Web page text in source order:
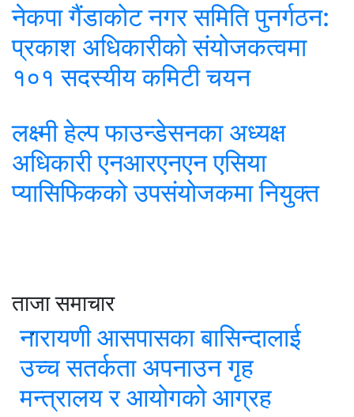
नेकपा गैंडाकोट नगर समिति पुनर्गठन:
प्रकाश अधिकारीको संयोजकत्वमा
१०१ सदस्यीय कमिटी चयन
लक्ष्मी हेल्प फाउन्डेसनका अध्यक्ष
अधिकारी एनआरएनएन एसिया
प्यासिफिकको उपसंयोजकमा नियुक्त
ताजा समाचार
नारायणी आसपासका बासिन्दालाई
उच्च सतर्कता अपनाउन गृह
मन्त्रालय र आयोगको आग्रह